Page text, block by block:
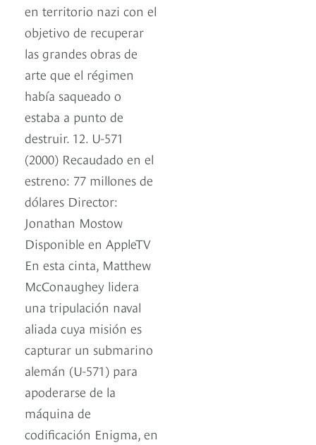
en territorio nazi con el
objetivo de recuperar
las grandes obras de
arte que el régimen
había saqueado o
estaba a punto de
destruir. 12. U-571
(2000) Recaudado en el
estreno: 77 millones de
dólares Director:
Jonathan Mostow
Disponible en AppleTV
En esta cinta, Matthew
McConaughey lidera
una tripulación naval
aliada cuya misión es
capturar un submarino
alemán (U-571) para
apoderarse de la
máquina de
codificación Enigma, en